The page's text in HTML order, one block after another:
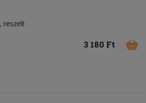
reszelt
3 180 Ft